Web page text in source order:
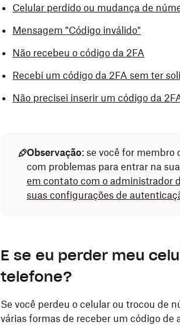
Celular perdido ou mudança de
Mensagem "Código inválido"
Não recebeu o código da 2FA
Recebi um código da 2FA sem ter
Não precisei inserir um código da
Observação: se você for membro
com problemas para entrar na
em contato com o administrador
suas configurações de
E se eu perder meu
telefone?
Se você perdeu o celular ou trocou de
várias formas de receber um código de